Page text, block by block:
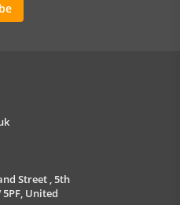
Street , 5th
United